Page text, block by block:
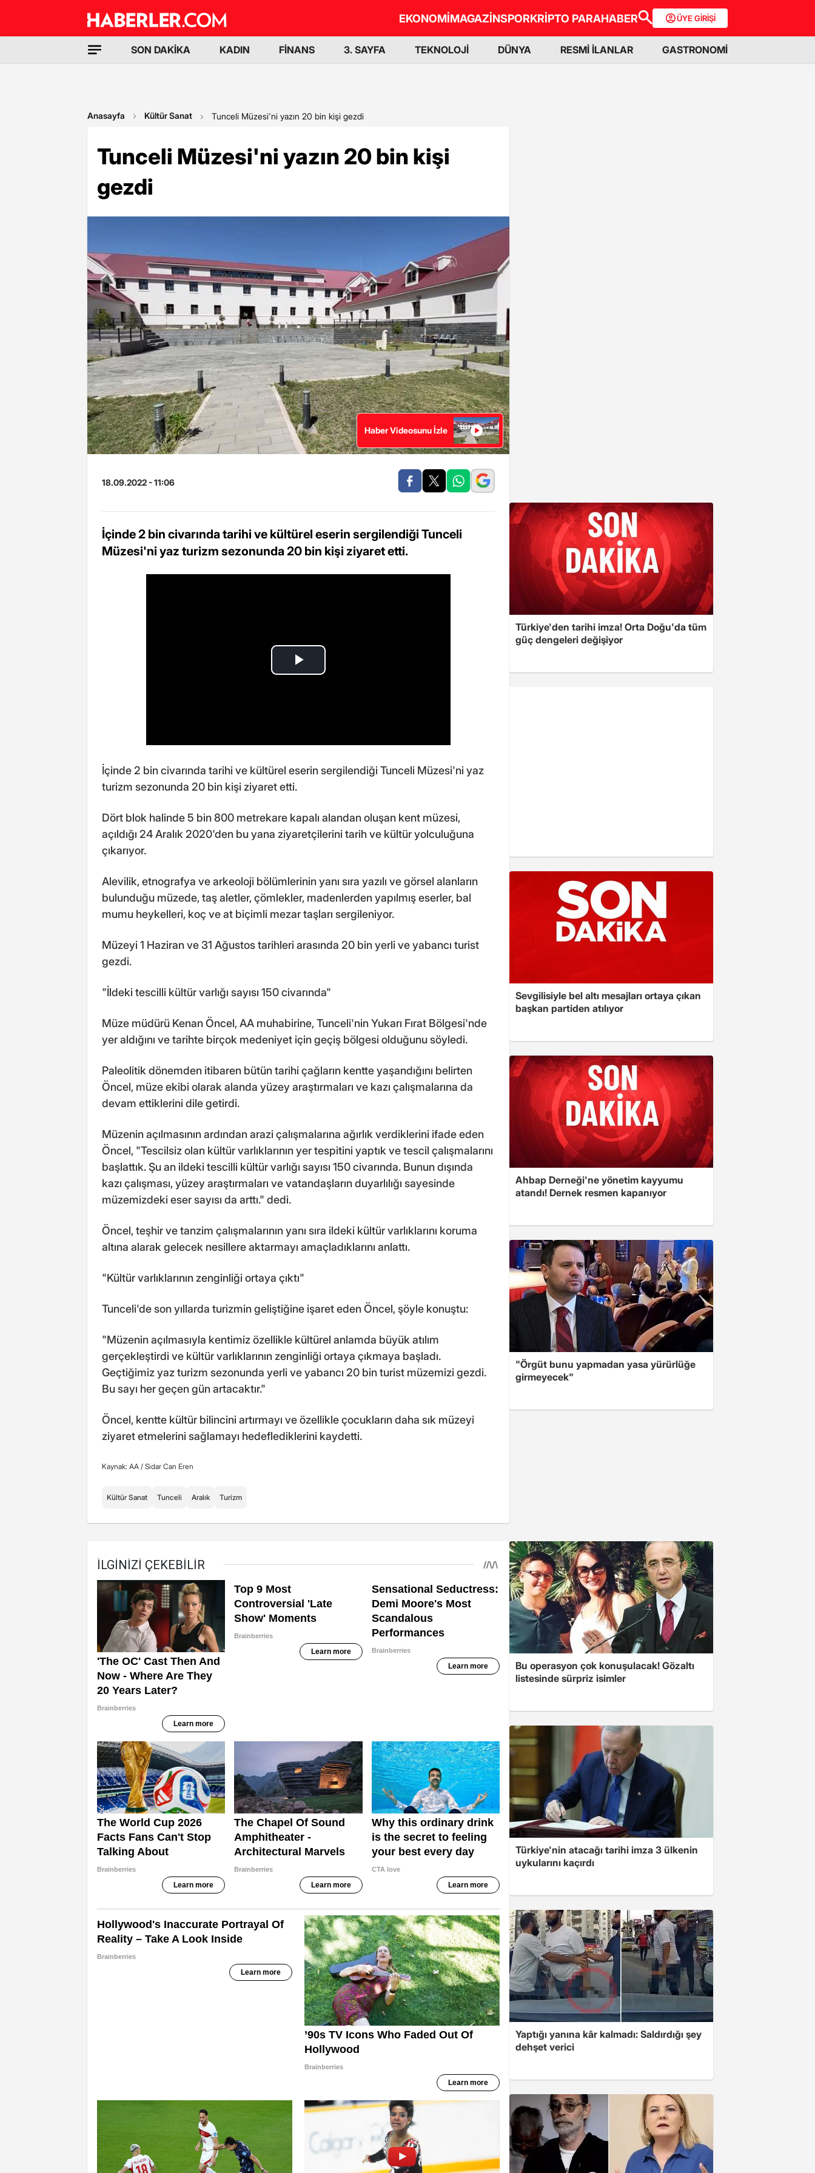
EKONOMİMAGAZİNSPORKRİPTO PARAHABER ÜYE GİRİŞİ
SON DAKİKA KADIN FİNANS 3. SAYFA TEKNOLOJİ DÜNYA RESMİ İLANLAR GASTRONOMİ
Anasayfa Kültür Sanat Tunceli Müzesi'ni yazın 20 bin kişi gezdi
Tunceli Müzesi'ni yazın 20 bin kişi
gezdi
Haber Videosunu İzle
18.09.2022 - 11:06
İçinde 2 bin civarında tarihi ve kültürel eserin sergilendiği Tunceli
Müzesi'ni yaz turizm sezonunda 20 bin kişi ziyaret etti.
İçinde 2 bin civarında tarihi ve kültürel eserin sergilendiği Tunceli Müzesi'ni yaz
turizm sezonunda 20 bin kişi ziyaret etti.
Dört blok halinde 5 bin 800 metrekare kapalı alandan oluşan kent müzesi,
açıldığı 24 Aralık 2020'den bu yana ziyaretçilerini tarih ve kültür yolculuğuna
çıkarıyor.
Alevilik, etnografya ve arkeoloji bölümlerinin yanı sıra yazılı ve görsel alanların
bulunduğu müzede, taş aletler, çömlekler, madenlerden yapılmış eserler, bal
mumu heykelleri, koç ve at biçimli mezar taşları sergileniyor.
Müzeyi 1 Haziran ve 31 Ağustos tarihleri arasında 20 bin yerli ve yabancı turist
gezdi.
"İldeki tescilli kültür varlığı sayısı 150 civarında"
Müze müdürü Kenan Öncel, AA muhabirine, Tunceli'nin Yukarı Fırat Bölgesi'nde
yer aldığını ve tarihte birçok medeniyet için geçiş bölgesi olduğunu söyledi.
Paleolitik dönemden itibaren bütün tarihi çağların kentte yaşandığını belirten
Öncel, müze ekibi olarak alanda yüzey araştırmaları ve kazı çalışmalarına da
devam ettiklerini dile getirdi.
Müzenin açılmasının ardından arazi çalışmalarına ağırlık verdiklerini ifade eden
Öncel, "Tescilsiz olan kültür varlıklarının yer tespitini yaptık ve tescil çalışmalarını
başlattık. Şu an ildeki tescilli kültür varlığı sayısı 150 civarında. Bunun dışında
kazı çalışması, yüzey araştırmaları ve vatandaşların duyarlılığı sayesinde
müzemizdeki eser sayısı da arttı." dedi.
Öncel, teşhir ve tanzim çalışmalarının yanı sıra ildeki kültür varlıklarını koruma
altına alarak gelecek nesillere aktarmayı amaçladıklarını anlattı.
"Kültür varlıklarının zenginliği ortaya çıktı"
Tunceli'de son yıllarda turizmin geliştiğine işaret eden Öncel, şöyle konuştu:
"Müzenin açılmasıyla kentimiz özellikle kültürel anlamda büyük atılım
gerçekleştirdi ve kültür varlıklarının zenginliği ortaya çıkmaya başladı.
Geçtiğimiz yaz turizm sezonunda yerli ve yabancı 20 bin turist müzemizi gezdi.
Bu sayı her geçen gün artacaktır."
Öncel, kentte kültür bilincini artırmayı ve özellikle çocukların daha sık müzeyi
ziyaret etmelerini sağlamayı hedeflediklerini kaydetti.
Kaynak: AA / Sidar Can Eren
Kültür Sanat Tunceli Aralık Turizm
Türkiye'den tarihi imza! Orta Doğu'da tüm
güç dengeleri değişiyor
Sevgilisiyle bel altı mesajları ortaya çıkan
başkan partiden atılıyor
Ahbap Derneği'ne yönetim kayyumu
atandı! Dernek resmen kapanıyor
"Örgüt bunu yapmadan yasa yürürlüğe
girmeyecek"
Bu operasyon çok konuşulacak! Gözaltı
listesinde sürpriz isimler
Türkiye'nin atacağı tarihi imza 3 ülkenin
uykularını kaçırdı
Yaptığı yanına kâr kalmadı: Saldırdığı şey
dehşet verici